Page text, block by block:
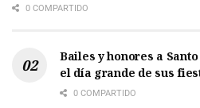
0 COMPARTIDO
Bailes y honores a
el día grande de sus
0 COMPARTIDO